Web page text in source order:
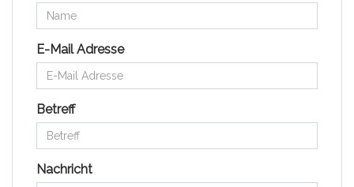
E-Mail Adresse
Betreff
Nachricht